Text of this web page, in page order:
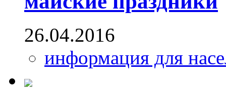
26.04.2016
информация для